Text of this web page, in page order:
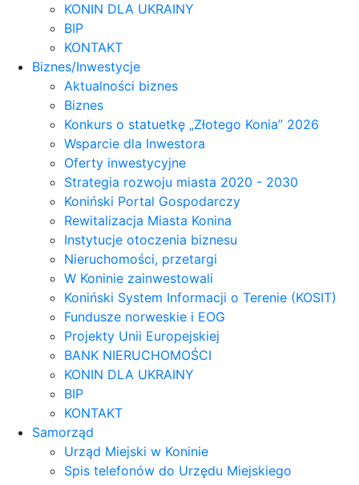
KONIN DLA UKRAINY
BIP
KONTAKT
Biznes/Inwestycje
Aktualności biznes
Biznes
Konkurs o statuetkę „Złotego Konia” 2026
Wsparcie dla Inwestora
Oferty inwestycyjne
Strategia rozwoju miasta 2020 - 2030
Koniński Portal Gospodarczy
Rewitalizacja Miasta Konina
Instytucje otoczenia biznesu
Nieruchomości, przetargi
W Koninie zainwestowali
Koniński System Informacji o Terenie (KOSIT)
Fundusze norweskie i EOG
Projekty Unii Europejskiej
BANK NIERUCHOMOŚCI
KONIN DLA UKRAINY
BIP
KONTAKT
Samorząd
Urząd Miejski w Koninie
Spis telefonów do Urzędu Miejskiego